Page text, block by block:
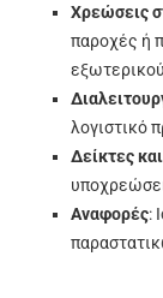
Χρεώσεις
παροχές ή
λογιστικό
Δείκτες
Αναφορές: